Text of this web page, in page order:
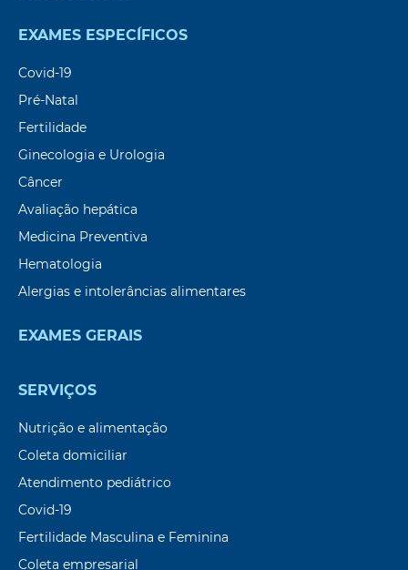
EXAMES ESPECÍFICOS
Covid-19
Pré-Natal
Fertilidade
Ginecologia e Urologia
Câncer
Avaliação hepática
Medicina Preventiva
Hematologia
Alergias e intolerâncias alimentares
EXAMES GERAIS
SERVIÇOS
Nutrição e alimentação
Coleta domiciliar
Atendimento pediátrico
Covid-19
Fertilidade Masculina e Feminina
Coleta empresarial